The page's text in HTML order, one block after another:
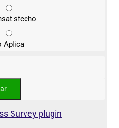
Aplica
Survey plugin